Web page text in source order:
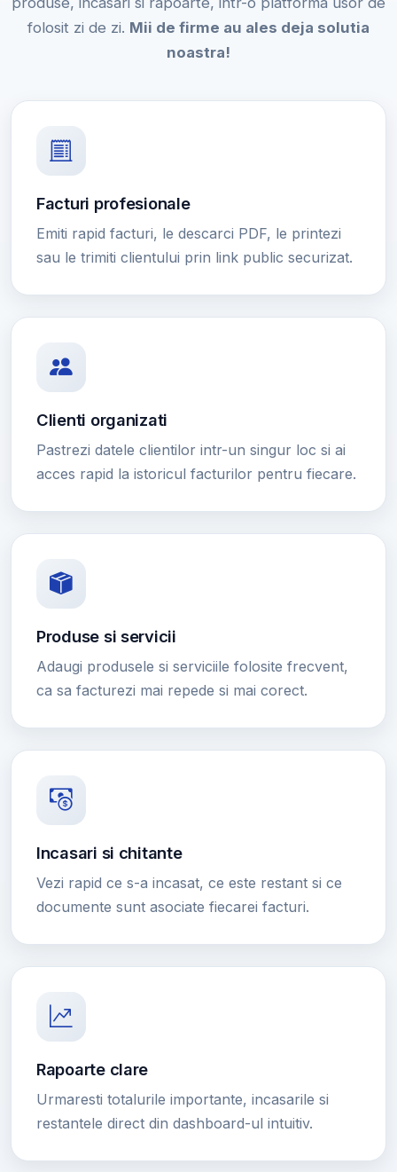
folosit zi de zi. Mii de firme au ales deja solutia
noastra!
Facturi profesionale
Emiti rapid facturi, le descarci PDF, le printezi
sau le trimiti clientului prin link public securizat.
Clienti organizati
Pastrezi datele clientilor intr-un singur loc si ai
acces rapid la istoricul facturilor pentru fiecare.
Produse si servicii
Adaugi produsele si serviciile folosite frecvent,
ca sa facturezi mai repede si mai corect.
Incasari si chitante
Vezi rapid ce s-a incasat, ce este restant si ce
documente sunt asociate fiecarei facturi.
Rapoarte clare
Urmaresti totalurile importante, incasarile si
restantele direct din dashboard-ul intuitiv.